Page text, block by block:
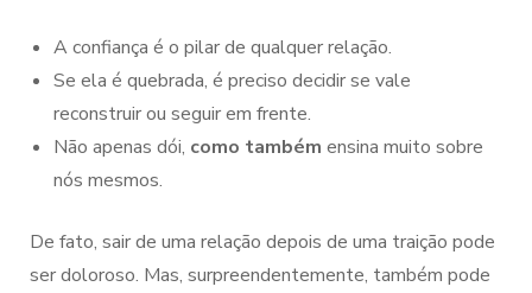
A confiança é o pilar de qualquer relação.
Se ela é quebrada, é preciso decidir se vale
reconstruir ou seguir em frente.
Não apenas dói, como também ensina muito sobre
nós mesmos.
De fato, sair de uma relação depois de uma traição pode
ser doloroso. Mas, surpreendentemente, também pode